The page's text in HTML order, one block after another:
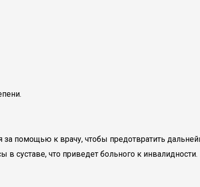
за помощью к врачу, чтобы предотвратить
в суставе, что приведет больного к инвалидности.